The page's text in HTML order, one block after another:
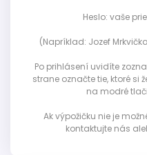
Heslo: vaše
(Napríklad: Jozef
Po prihlásení uvidíte
strane označte tie, ktoré si
na modré
Ak výpožičku nie je
kontaktujte nás